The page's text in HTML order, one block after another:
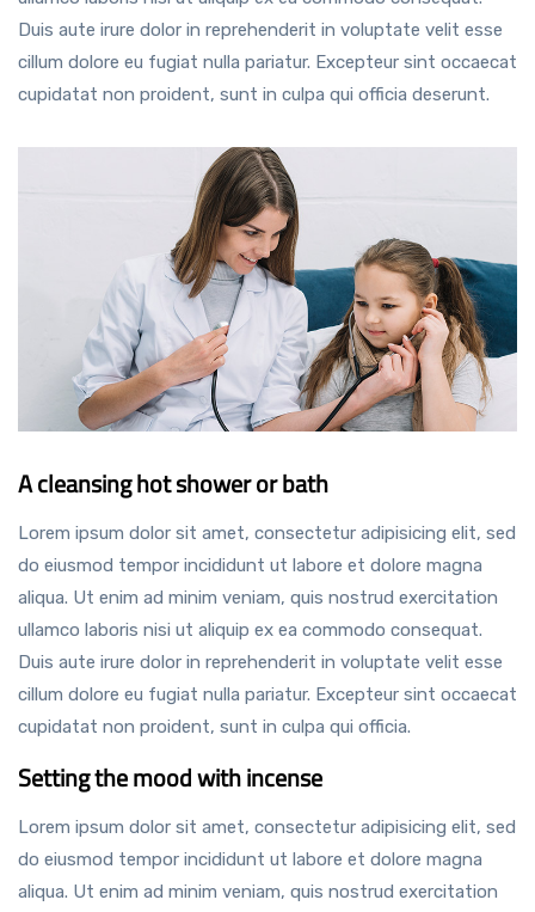
Duis aute irure dolor in reprehenderit in voluptate velit esse
cillum dolore eu fugiat nulla pariatur. Excepteur sint occaecat
cupidatat non proident, sunt in culpa qui officia deserunt.
A cleansing hot shower or bath
Lorem ipsum dolor sit amet, consectetur adipisicing elit, sed
do eiusmod tempor incididunt ut labore et dolore magna
aliqua. Ut enim ad minim veniam, quis nostrud exercitation
ullamco laboris nisi ut aliquip ex ea commodo consequat.
Duis aute irure dolor in reprehenderit in voluptate velit esse
cillum dolore eu fugiat nulla pariatur. Excepteur sint occaecat
cupidatat non proident, sunt in culpa qui officia.
Setting the mood with incense
Lorem ipsum dolor sit amet, consectetur adipisicing elit, sed
do eiusmod tempor incididunt ut labore et dolore magna
aliqua. Ut enim ad minim veniam, quis nostrud exercitation